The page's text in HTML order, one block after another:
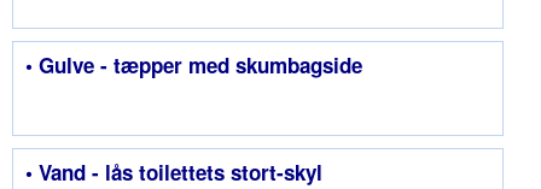
• Gulve - tæpper med skumbagside
• Vand - lås toilettets stort-skyl